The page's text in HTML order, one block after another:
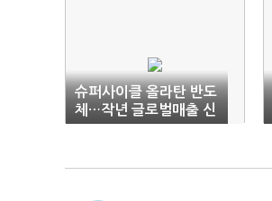
슈퍼사이클 올라탄 반도
체…작년 글로벌매출 신
기록